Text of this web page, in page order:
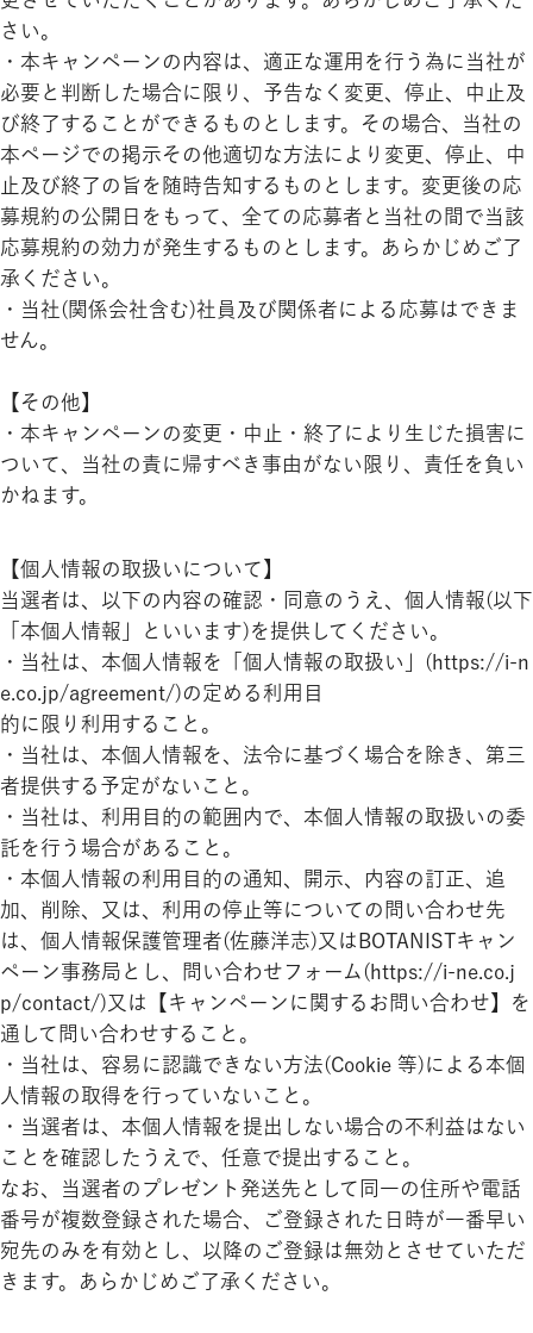
さい。
・本キャンペーンの内容は、適正な運用を行う為に当社が
必要と判断した場合に限り、予告なく変更、停止、中止及
び終了することができるものとします。その場合、当社の
本ページでの掲示その他適切な方法により変更、停止、中
止及び終了の旨を随時告知するものとします。変更後の応
募規約の公開日をもって、全ての応募者と当社の間で当該
応募規約の効力が発生するものとします。あらかじめご了
承ください。
・当社(関係会社含む)社員及び関係者による応募はできま
せん。
【その他】
・本キャンペーンの変更・中止・終了により生じた損害に
ついて、当社の責に帰すべき事由がない限り、責任を負い
かねます。
【個人情報の取扱いについて】
当選者は、以下の内容の確認・同意のうえ、個人情報(以下
「本個人情報」といいます)を提供してください。
・当社は、本個人情報を「個人情報の取扱い」(https://i-n
e.co.jp/agreement/)の定める利用目
的に限り利用すること。
・当社は、本個人情報を、法令に基づく場合を除き、第三
者提供する予定がないこと。
・当社は、利用目的の範囲内で、本個人情報の取扱いの委
託を行う場合があること。
・本個人情報の利用目的の通知、開示、内容の訂正、追
加、削除、又は、利用の停止等についての問い合わせ先
は、個人情報保護管理者(佐藤洋志)又はBOTANISTキャン
ペーン事務局とし、問い合わせフォーム(https://i-ne.co.j
p/contact/)又は【キャンペーンに関するお問い合わせ】を
通して問い合わせすること。
・当社は、容易に認識できない方法(Cookie 等)による本個
人情報の取得を行っていないこと。
・当選者は、本個人情報を提出しない場合の不利益はない
ことを確認したうえで、任意で提出すること。
なお、当選者のプレゼント発送先として同一の住所や電話
番号が複数登録された場合、ご登録された日時が一番早い
宛先のみを有効とし、以降のご登録は無効とさせていただ
きます。あらかじめご了承ください。